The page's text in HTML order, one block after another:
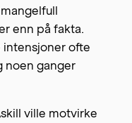
enn på fakta.
intensjoner ofte
noen ganger
ville motvirke